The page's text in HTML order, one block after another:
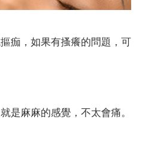
痂，如果有搔癢的問題，可
是麻麻的感覺，不太會痛。